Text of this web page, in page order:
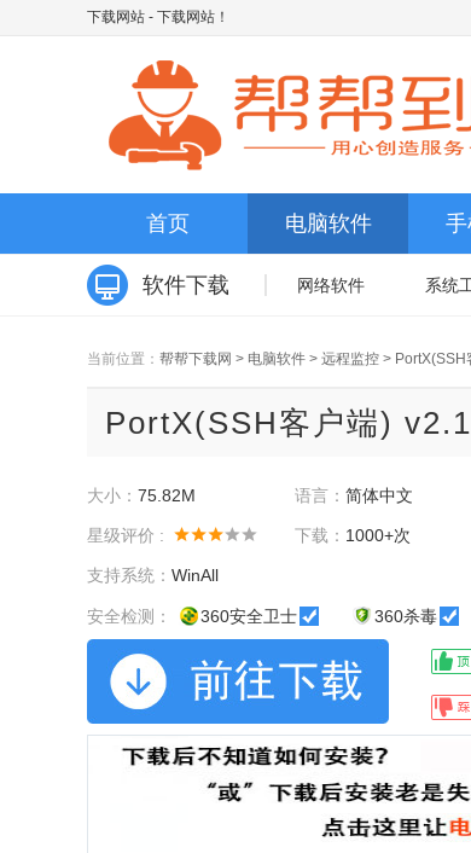
下载网站 - 下载网站！
首页 电脑软件
软件下载 网络软件 系统
当前位置： 帮帮下载网 > 电脑软件 > 远程监控 > PortX(SSH
PortX(SSH客户端)
大小： 75.82M 语言： 简体中文
星级评价 : 下载： 1000+次
支持系统： WinAll
安全检测： 360安全卫士 360杀毒